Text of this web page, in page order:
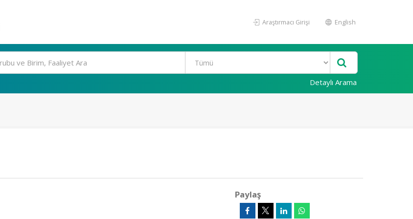
Araştırmacı Girişi English
Detaylı Arama
Paylaş